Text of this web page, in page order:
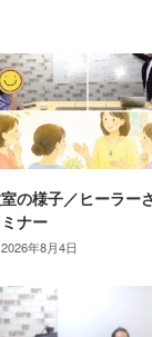
の様子／ヒーラー
ナー
2026年8月4日